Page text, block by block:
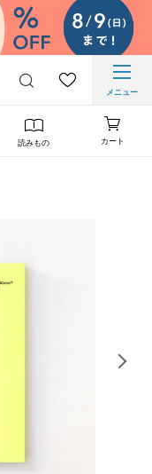
メニュー
読みもの カート